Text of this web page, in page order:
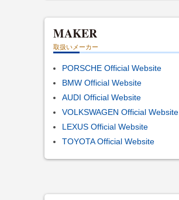
MAKER
取扱いメーカー
PORSCHE Official Website
BMW Official Website
AUDI Official Website
VOLKSWAGEN Official Website
LEXUS Official Website
TOYOTA Official Website